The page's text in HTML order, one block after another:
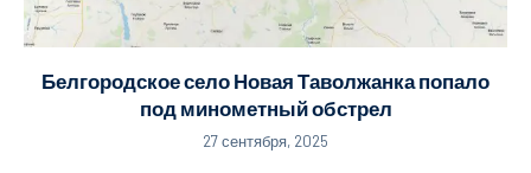
Белгородское село Новая Таволжанка попало
под минометный обстрел
27 сентября, 2025